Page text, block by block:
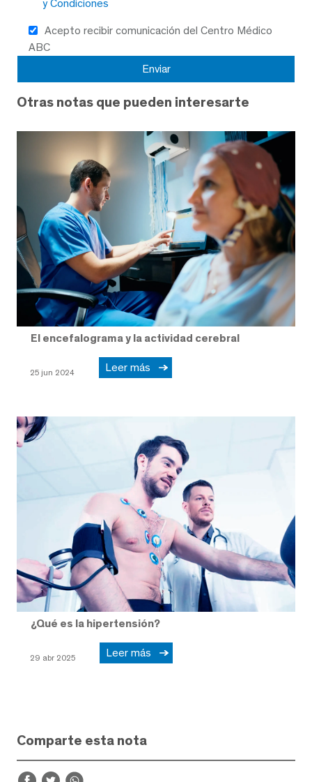
y Condiciones
Acepto recibir comunicación del Centro Médico
ABC
Otras notas que pueden interesarte
El encefalograma y la actividad cerebral
25 jun 2024 Leer más
¿Qué es la hipertensión?
29 abr 2025 Leer más
Comparte esta nota